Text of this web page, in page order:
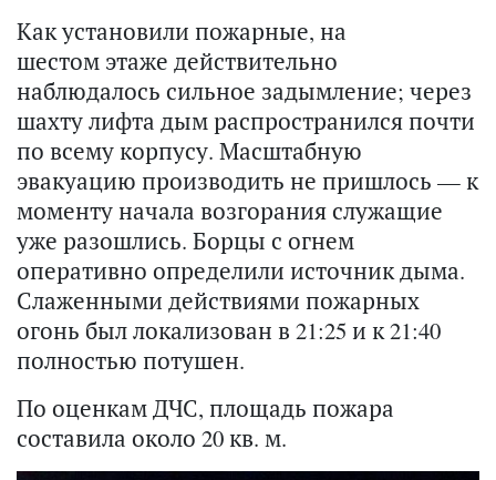
Как установили пожарные, на
шестом этаже действительно
наблюдалось сильное задымление; через
шахту лифта дым распространился почти
по всему корпусу. Масштабную
эвакуацию производить не пришлось — к
моменту начала возгорания служащие
уже разошлись. Борцы с огнем
оперативно определили источник дыма.
Слаженными действиями пожарных
огонь был локализован в 21:25 и к 21:40
полностью потушен.
По оценкам ДЧС, площадь пожара
составила около 20 кв. м.